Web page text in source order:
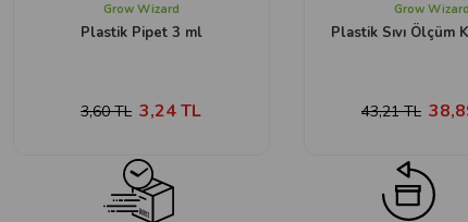
Grow Wizard
Plastik Pipet 3 ml
3,24 TL
3,60 TL
Grow Wizard
Plastik Sıvı Ölçüm
43,21 TL